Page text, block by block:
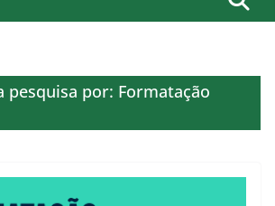
pesquisa por: Formatação